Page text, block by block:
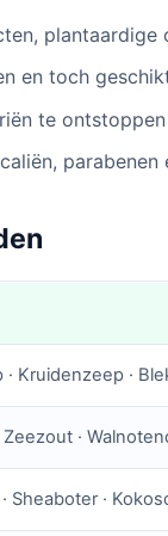
en toch
te
parabenen
Kruidenzeep ·
·
Sheaboter ·